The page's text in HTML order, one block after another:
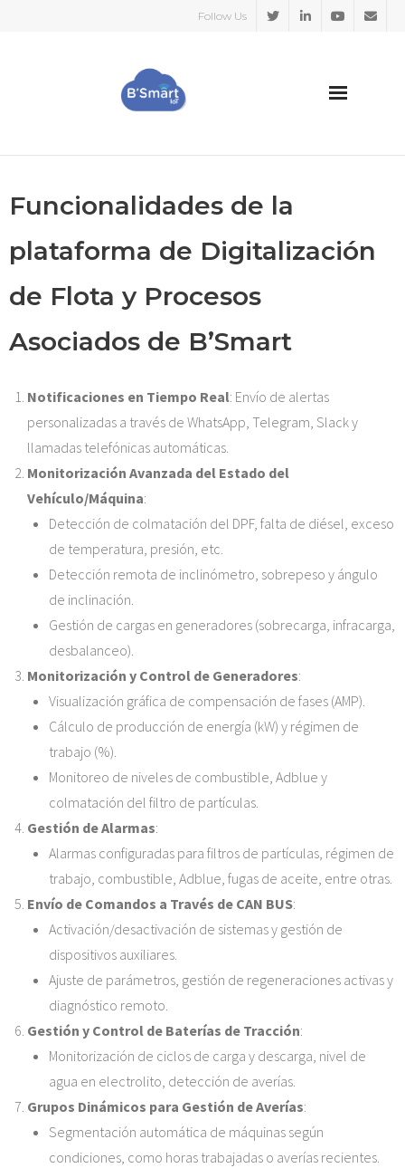
Follow Us
CASOS DE EXITO
SOBRE NOSOTROS
BLOG
Español
Funcionalidades de la
plataforma de Digitalización
de Flota y Procesos
Asociados de B’Smart
Notificaciones en Tiempo Real: Envío de alertas
personalizadas a través de WhatsApp, Telegram, Slack y
llamadas telefónicas automáticas.
Monitorización Avanzada del Estado del
Vehículo/Máquina:
Detección de colmatación del DPF, falta de diésel, exceso
de temperatura, presión, etc.
Detección remota de inclinómetro, sobrepeso y ángulo
de inclinación.
Gestión de cargas en generadores (sobrecarga, infracarga,
desbalanceo).
Monitorización y Control de Generadores:
Visualización gráfica de compensación de fases (AMP).
Cálculo de producción de energía (kW) y régimen de
trabajo (%).
Monitoreo de niveles de combustible, Adblue y
colmatación del filtro de partículas.
Gestión de Alarmas:
Alarmas configuradas para filtros de partículas, régimen de
trabajo, combustible, Adblue, fugas de aceite, entre otras.
Envío de Comandos a Través de CAN BUS:
Activación/desactivación de sistemas y gestión de
dispositivos auxiliares.
Ajuste de parámetros, gestión de regeneraciones activas y
diagnóstico remoto.
Gestión y Control de Baterías de Tracción:
Monitorización de ciclos de carga y descarga, nivel de
agua en electrolito, detección de averías.
Grupos Dinámicos para Gestión de Averías:
Segmentación automática de máquinas según
condiciones, como horas trabajadas o averías recientes.